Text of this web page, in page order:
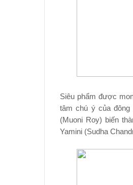
Siêu phẩm được
tâm chú ý của đông
(Muoni Roy) biến
Yamini (Sudha